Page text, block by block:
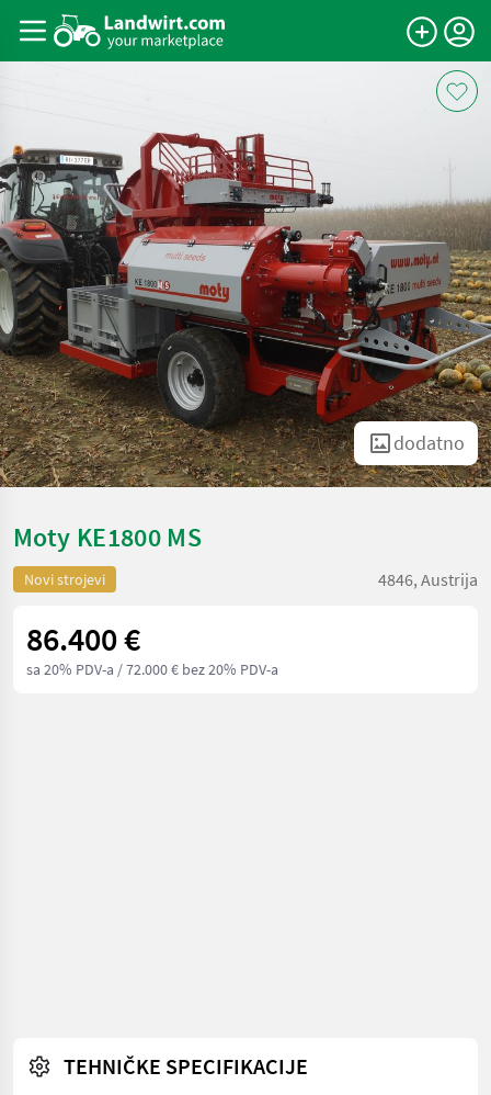
dodatno
Moty KE1800 MS
Novi strojevi 4846, Austrija
86.400 €
sa 20% PDV-a / 72.000 € bez 20% PDV-a
TEHNIČKE SPECIFIKACIJE